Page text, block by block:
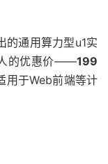
的通用算力型u1实
的优惠价——199
用于Web前端等计